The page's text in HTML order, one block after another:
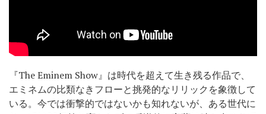
『The Eminem Show』は時代を超えて生き残る作品で、
エミネムの比類なきフローと挑発的なリリックを象徴して
いる。今では衝撃的ではないかも知れないが、ある世代に